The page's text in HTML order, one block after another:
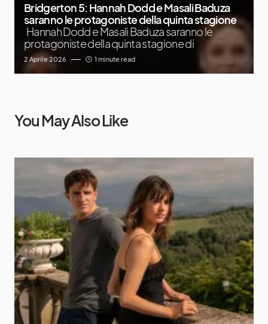
Bridgerton 5: Hannah Dodd e Masali Baduza
saranno le protagoniste della quinta stagione
Hannah Dodd e Masali Baduza saranno le
protagoniste della quinta stagione di
2 Aprile 2026 1 minute read
You May Also Like